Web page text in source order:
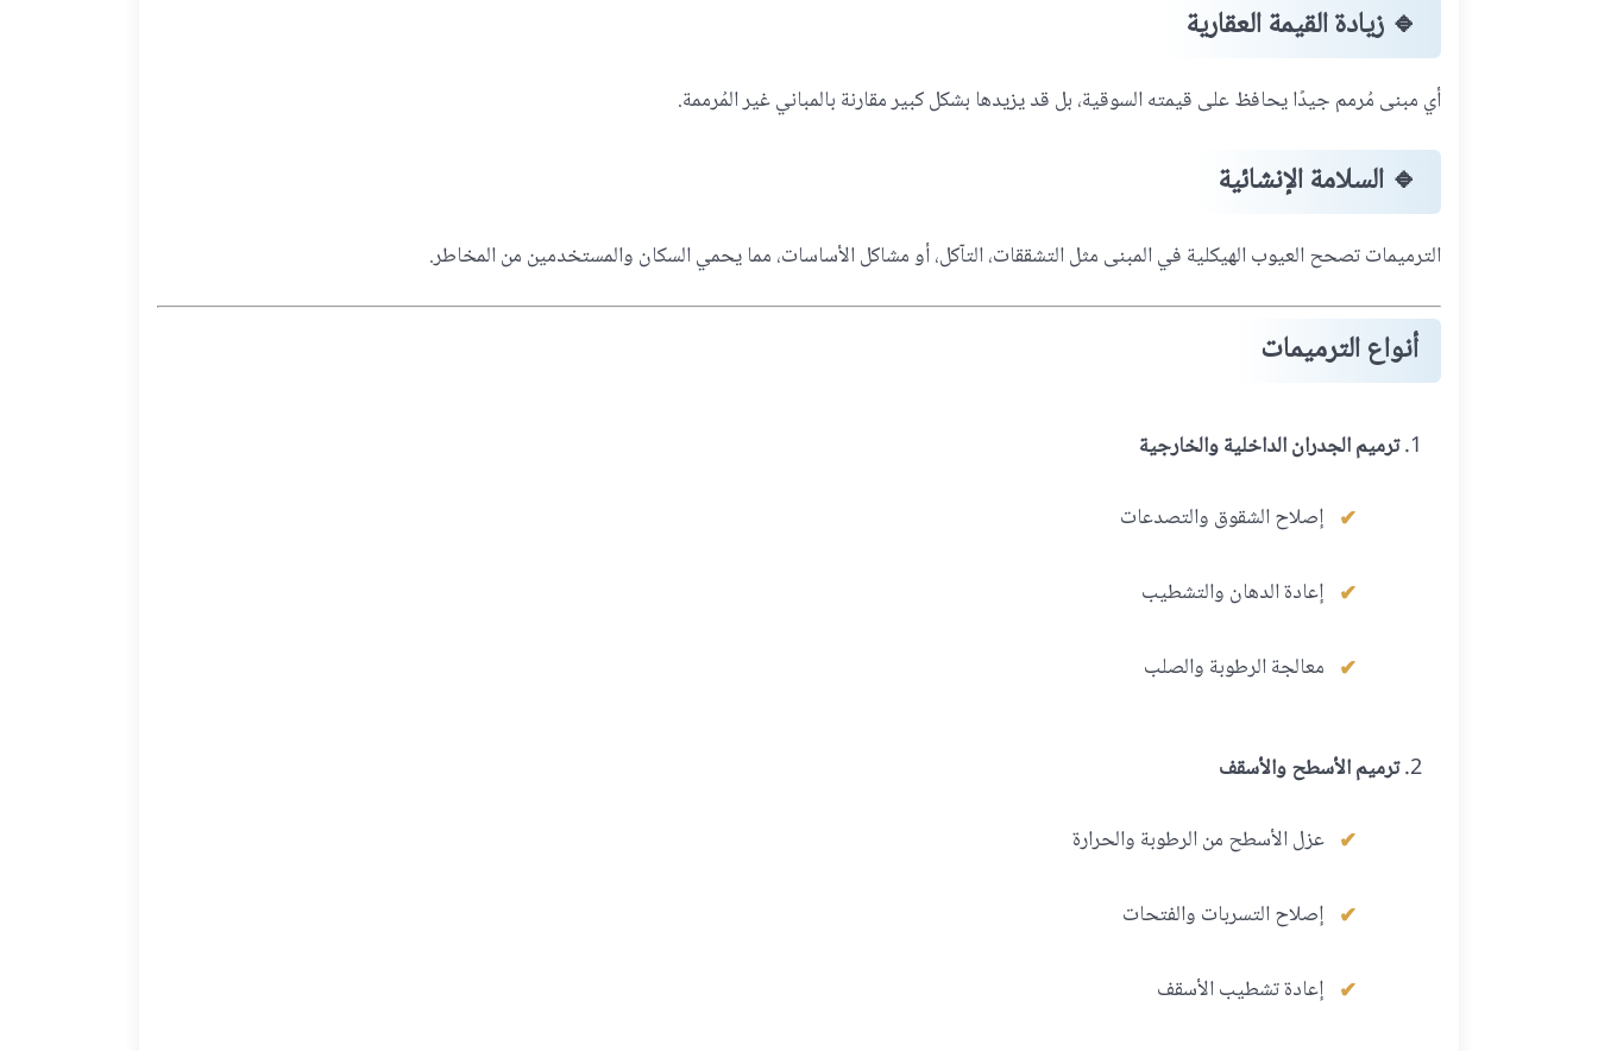
🔹 زيادة القيمة العقارية
أي مبنى مُرمم جيدًا يحافظ على قيمته السوقية، بل قد يزيدها بشكل كبير مقارنة بالمباني غير المُرممة.
🔹 السلامة الإنشائية
الترميمات تصحح العيوب الهيكلية في المبنى مثل التشققات، التآكل، أو مشاكل الأساسات، مما يحمي السكان والمستخدمين من المخاطر.
أنواع الترميمات
ترميم الجدران الداخلية والخارجية
إصلاح الشقوق والتصدعات
إعادة الدهان والتشطيب
معالجة الرطوبة والصلب
ترميم الأسطح والأسقف
عزل الأسطح من الرطوبة والحرارة
إصلاح التسربات والفتحات
إعادة تشطيب الأسقف